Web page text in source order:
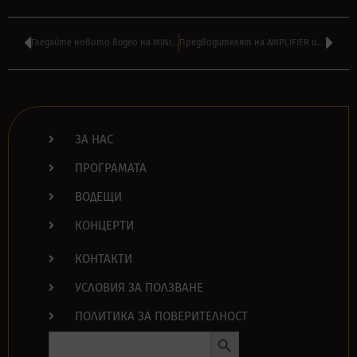
Гледайте новото видео на MINISTRY – ‘Good Trouble’ Предводителят на AMPLIFIER издава първия си солов албум
ЗА НАС
ПРОГРАМАТА
ВОДЕЩИ
КОНЦЕРТИ
КОНТАКТИ
УСЛОВИЯ ЗА ПОЛЗВАНЕ
ПОЛИТИКА ЗА ПОВЕРИТЕЛНОСТ
Search
Search Button